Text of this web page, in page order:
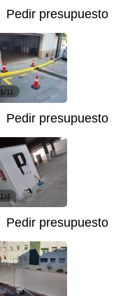
Pedir presupuesto
1/11
Pedir presupuesto
1/4
Pedir presupuesto